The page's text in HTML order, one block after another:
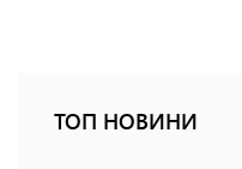
ТОП НОВИНИ